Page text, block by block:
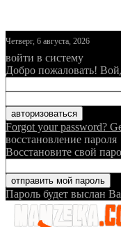
Четверг, 6 августа, 2026
войти в систему
Добро пожаловать!
Forgot your password?
восстановление пароля
Восстановите свой
Пароль будет выслан